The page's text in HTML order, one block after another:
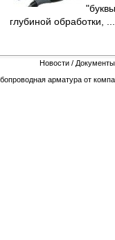
глубиной обработки, ...
Новости / Документы
арматура от